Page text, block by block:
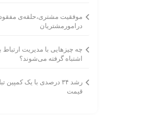
موفقیت مشتری،حلقه‌ی
درامورمشتریان
چه چیزهایی با مدیریت ارتباط
اشتباه گرفته می‌شوند؟
رشد ۳۴ درصدی با یک کمپین
قیمت